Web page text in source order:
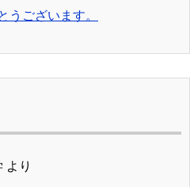
うございます。
より